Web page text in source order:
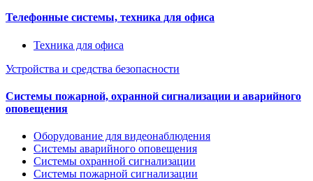
Телефонные системы, техника для офиса
Техника для офиса
Устройства и средства безопасности
Системы пожарной, охранной сигнализации и аварийного
оповещения
Оборудование для видеонаблюдения
Системы аварийного оповещения
Системы охранной сигнализации
Системы пожарной сигнализации